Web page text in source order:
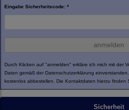
Eingabe Sicherheitscode: *
anmelden
Durch Klicken auf "anmelden" erkläre ich mich mit der
Daten gemäß der Datenschutzerklärung
kostenlos abbestellen. Die Kontaktdaten hierzu finden
Sicherheit